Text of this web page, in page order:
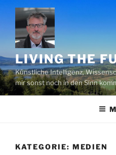
Zum
Inhalt
springen
LIVING THE
Künstliche Intelligenz,
mir sonst noch in den Sinn
KATEGORIE: MEDIEN